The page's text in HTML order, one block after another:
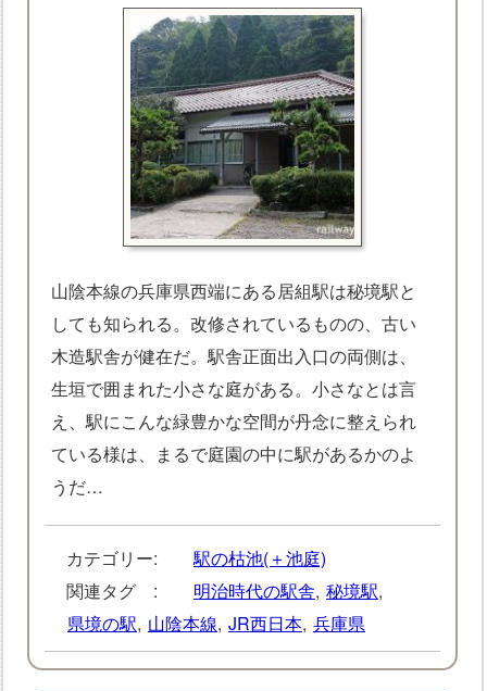
山陰本線の兵庫県西端にある居組駅は秘境駅と
しても知られる。改修されているものの、古い
木造駅舎が健在だ。駅舎正面出入口の両側は、
生垣で囲まれた小さな庭がある。小さなとは言
え、駅にこんな緑豊かな空間が丹念に整えられ
ている様は、まるで庭園の中に駅があるかのよ
うだ…
カテゴリー:
駅の枯池(＋池庭)
関連タグ :
明治時代の駅舎, 秘境駅,
県境の駅, 山陰本線, JR西日本, 兵庫県